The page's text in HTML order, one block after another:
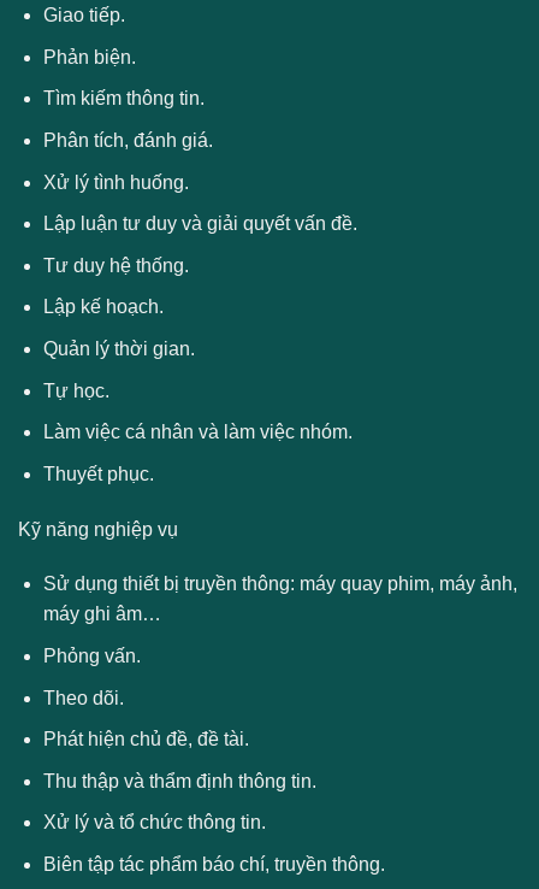
Giao tiếp.
Phản biện.
Tìm kiếm thông tin.
Phân tích, đánh giá.
Xử lý tình huống.
Lập luận tư duy và giải quyết vấn đề.
Tư duy hệ thống.
Lập kế hoạch.
Quản lý thời gian.
Tự học.
Làm việc cá nhân và làm việc nhóm.
Thuyết phục.
Kỹ năng nghiệp vụ
Sử dụng thiết bị truyền thông: máy quay phim, máy ảnh,
máy ghi âm…
Phỏng vấn.
Theo dõi.
Phát hiện chủ đề, đề tài.
Thu thập và thẩm định thông tin.
Xử lý và tổ chức thông tin.
Biên tập tác phẩm báo chí, truyền thông.